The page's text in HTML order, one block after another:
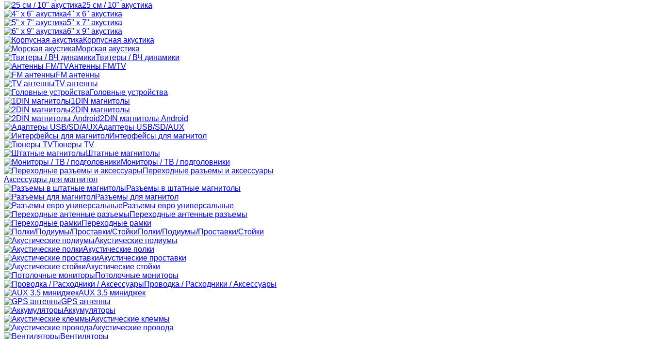
25 см / 10" акустика
4" x 6" акустика
5" x 7" акустика
6" x 9" акустика
Корпусная акустика
Морская акустика
Твитеры / ВЧ динамики
Антенны FM/TV
FM антенны
TV антенны
Головные устройства
1DIN магнитолы
2DIN магнитолы
2DIN магнитолы Android
Адаптеры USB/SD/AUX
Интерфейсы для магнитол
Тюнеры TV
Штатные магнитолы
Мониторы / ТВ / подголовники
Переходные разъемы и аксессуары
Аксессуары для магнитол
Разъемы в штатные магнитолы
Разъемы для магнитол
Разъемы евро универсальные
Переходные антенные разъемы
Переходные рамки
Полки/Подиумы/Проставки/Стойки
Акустические подиумы
Акустические полки
Акустические проставки
Акустические стойки
Потолочные мониторы
Проводка / Расходники / Аксессуары
AUX 3.5 миниджек
GPS антенны
Аккумуляторы
Акустические клеммы
Акустические провода
Вентиляторы